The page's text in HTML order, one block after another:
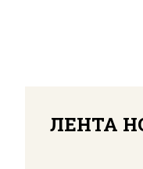
ЛЕНТА